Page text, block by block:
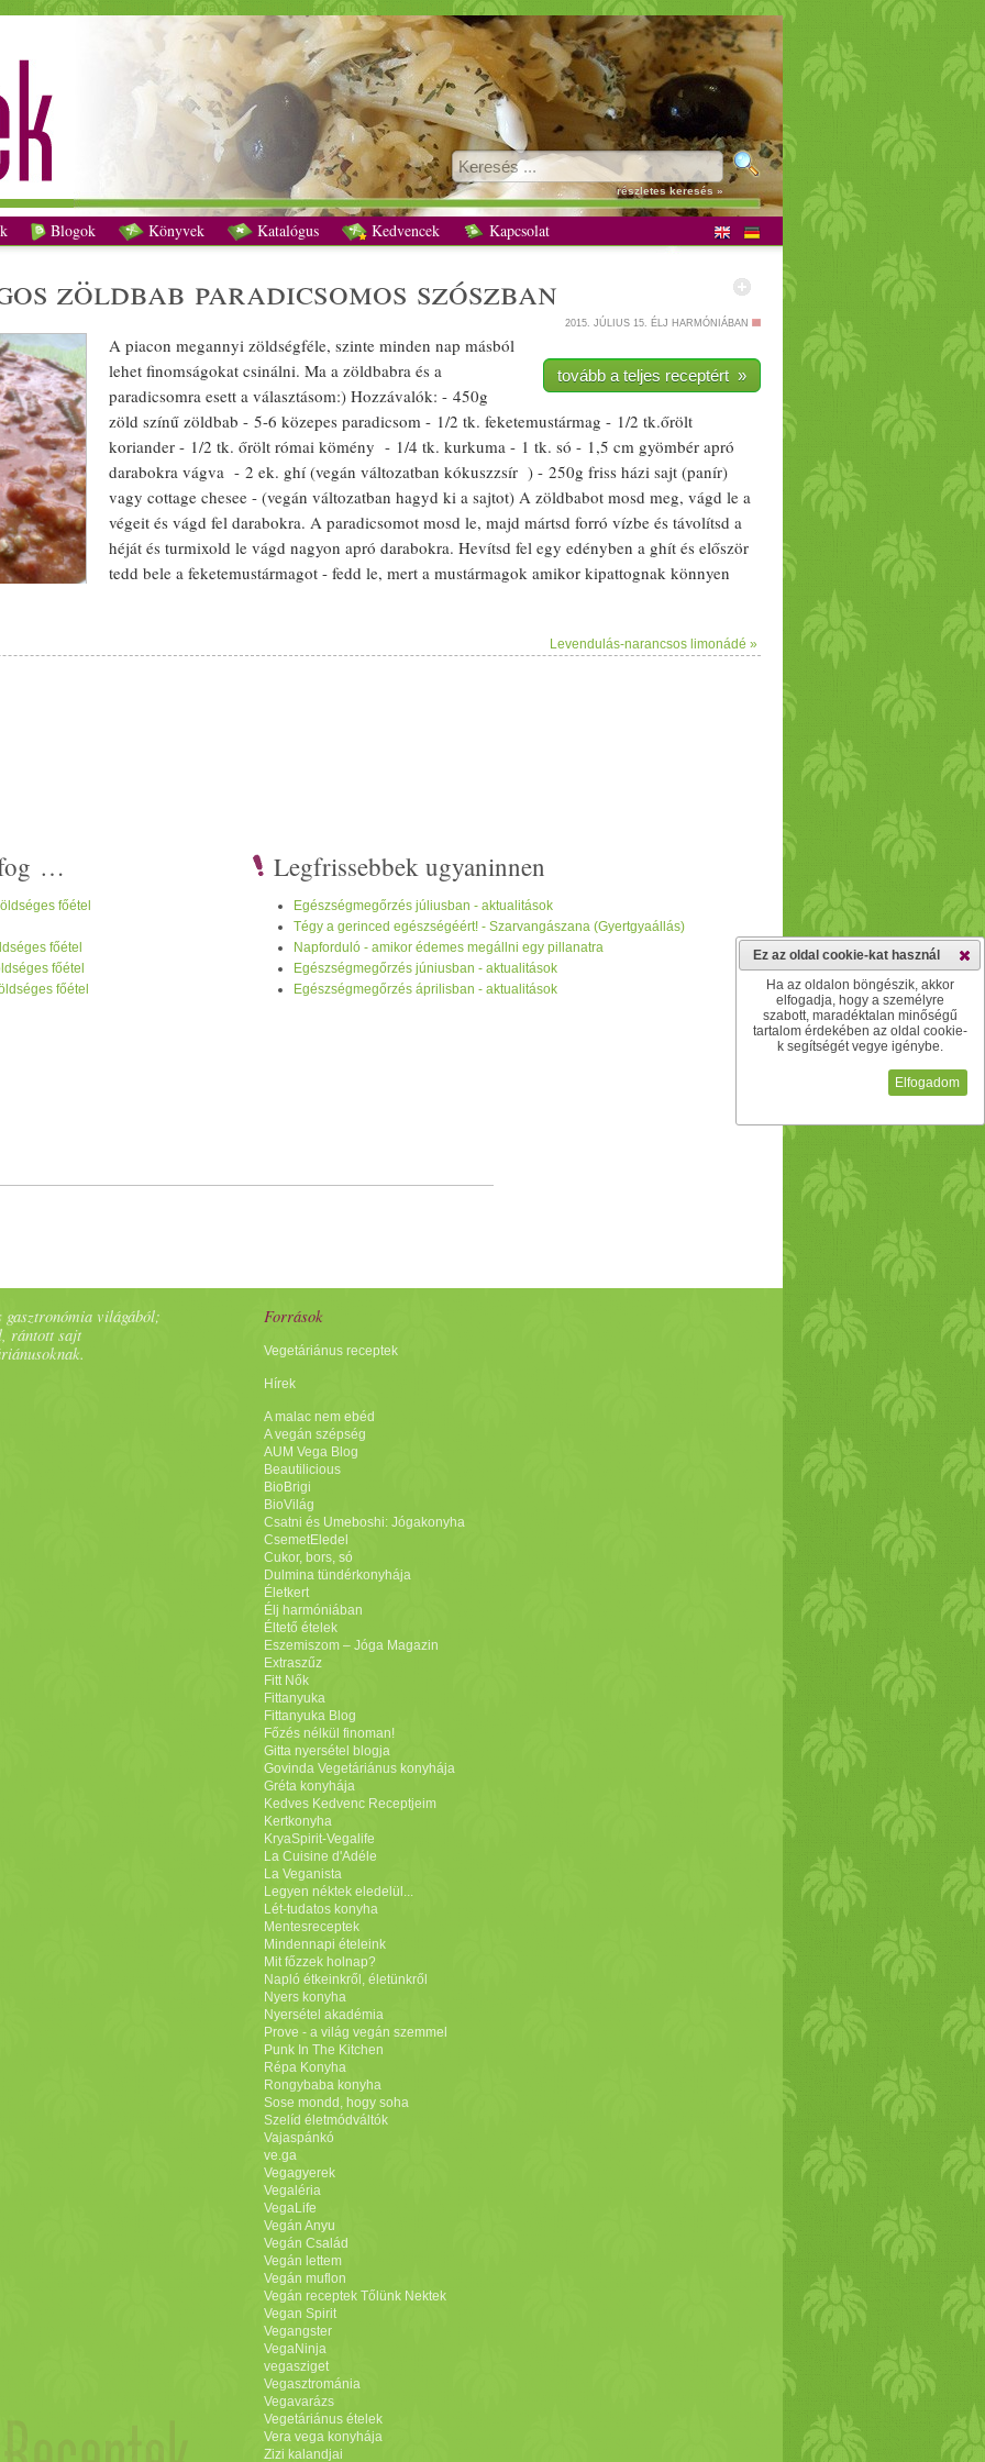
Feketemustármagos zöldbab paradicsomos szószban recept vegetáriánus
részletes keresés »
Blogok Könyvek Katalógus Kedvencek Kapcsolat
os zöldbab paradicsomos szószban
2015. JÚLIUS 15. ÉLJ HARMÓNIÁBAN
tovább a teljes receptért »
A piacon megannyi zöldségféle, szinte minden nap másból
lehet finomságokat csinálni. Ma a zöldbabra és a
paradicsomra esett a választásom:) Hozzávalók: - 450g
zöld színű zöldbab - 5-6 közepes paradicsom- 1/­­2 tk. feketemustármag - 1/­­2 tk.őrölt
koriander- 1/­­2 tk. őrölt római kömény - 1/­­4 tk. kurkuma- 1 tk. só - 1,5 cm gyömbérapró
darabokra vágva - 2 ek. ghí (vegán változatban kókuszzsír) - 250g friss házi sajt(panír)
vagy cottagechesee - (vegán változatban hagyd ki a sajtot) A zöldbabot mosd meg, vágd le a
végeit és vágd fel darabokra. A paradicsomot mosd le, majd mártsd forró vízbe és távolítsd a
héját és turmixold le vágd nagyon apró darabokra. Hevítsd fel egy edényben a ghít és először
tedd bele a feketemustármagot - fedd le, mert a mustármagok amikor kipattognak könnyen
bele a
megpuhul. A végén keverd hozzá aházi sajtot és
Levendulás-narancsos limonádé »
fog …
főétel
főétel
főétel
főétel
Legfrissebbek ugyaninnen
Egészségmegőrzés júliusban - aktualitások
Tégy a gerinced egészségéért! - Szarvangászana (Gyertgyaállás)
Napforduló - amikor édemes megállni egy pillanatra
Egészségmegőrzés júniusban - aktualitások
Egészségmegőrzés áprilisban - aktualitások
világából;
rántott sajt
Források
Vegetáriánus receptek
Hírek
A malac nem ebéd
A vegán szépség
AUM Vega Blog
Beautilicious
BioBrigi
BioVilág
Csatni és Umeboshi: Jógakonyha
CsemetEledel
Cukor, bors, só
Dulmina tündérkonyhája
Életkert
Élj harmóniában
Éltető ételek
Eszemiszom – Jóga Magazin
Extraszűz
Fitt Nők
Fittanyuka
Fittanyuka Blog
Főzés nélkül finoman!
Gitta nyersétel blogja
Govinda Vegetáriánus konyhája
Gréta konyhája
Kedves Kedvenc Receptjeim
Kertkonyha
KryaSpirit-Vegalife
La Cuisine d'Adéle
La Veganista
Legyen néktek eledelül...
Lét-tudatos konyha
Mentesreceptek
Mindennapi ételeink
Mit főzzek holnap?
Napló étkeinkről, életünkről
Nyers konyha
Nyersétel akadémia
Prove - a világ vegán szemmel
Punk In The Kitchen
Répa Konyha
Rongybaba konyha
Sose mondd, hogy soha
Szelíd életmódváltók
Vajaspánkó
ve.ga
Vegagyerek
Vegaléria
VegaLife
Vegán Anyu
Vegán Család
Vegán lettem
Vegán muflon
Vegán receptek Tőlünk Nektek
Vegan Spirit
Vegangster
VegaNinja
vegasziget
Vegasztrománia
Vegavarázs
Vegetáriánus ételek
Vera vega konyhája
Zizi kalandjai
Ez az oldal cookie-kat használ
Ha az oldalon böngészik, akkor
elfogadja, hogy a személyre
szabott, maradéktalan minőségű
tartalom érdekében az oldal cookie-
k segítségét vegye igénybe.
Elfogadom